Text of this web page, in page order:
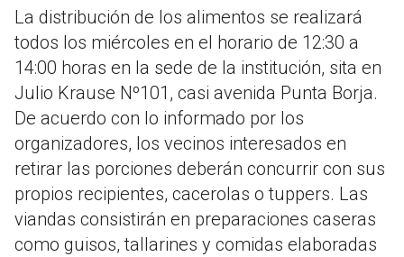
La distribución de los alimentos se realizará
todos los miércoles en el horario de 12:30 a
14:00 horas en la sede de la institución, sita en
Julio Krause Nº101, casi avenida Punta Borja.
De acuerdo con lo informado por los
organizadores, los vecinos interesados en
retirar las porciones deberán concurrir con sus
propios recipientes, cacerolas o tuppers. Las
viandas consistirán en preparaciones caseras
como guisos, tallarines y comidas elaboradas